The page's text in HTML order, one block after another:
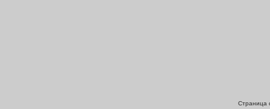
Страница